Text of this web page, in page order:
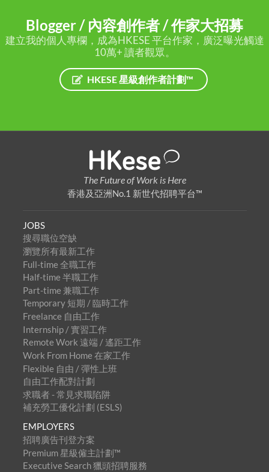
Blogger / 內容創作者 / 作家大招募
建立我的個人專欄，成為HKESE 平台作家，廣泛曝光觸達
10萬+ 讀者觀眾。
HKESE 星級創作者計劃™
The Future of Work is Here
香港及亞洲No.1 新世代招聘平台™
JOBS
搜尋職位空缺
瀏覽所有最新工作
Full-time 全職工作
Half-time 半職工作
Part-time 兼職工作
Temporary 短期 / 臨時工作
Freelance 自由工作
Internship / 實習工作
Remote Work 遠端 / 遙距工作
Work From Home 在家工作
Flexible 自由 / 彈性上班
自由工作配對計劃
求職者 - 常見求職陷阱
補充勞工優化計劃 (ESLS)
EMPLOYERS
招聘廣告刊登方案
Premium 星級僱主計劃™
Executive Search 獵頭招聘服務